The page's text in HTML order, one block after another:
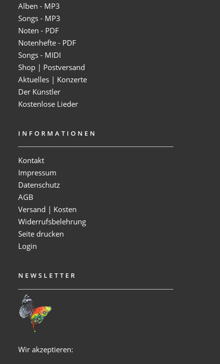
Alben - MP3
Songs - MP3
Noten - PDF
Notenhefte - PDF
Songs - MIDI
Shop | Postversand
Aktuelles | Konzerte
Der Künstler
Kostenlose Lieder
INFORMATIONEN
Kontakt
Impressum
Datenschutz
AGB
Versand | Kosten
Widerrufsbelehrung
Seite drucken
Login
NEWSLETTER
Wir akzeptieren: